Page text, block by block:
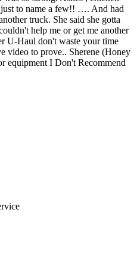
to name a few!! …. And had
truck. She said she gotta
help me or get me another
U-Haul don't waste your time
video to prove.. Sherene (Honey
equipment I Don't Recommend